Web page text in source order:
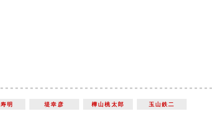
明 堤幸彦 樺山桃太郎
玉山鉄二